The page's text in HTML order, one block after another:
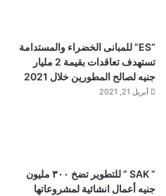
“ES” للمبانى الخضراء والمستدامة
تستهدف تعاقدات بقيمة 2 مليار
جنيه لصالح المطورين خلال 2021
أبريل 21, 2021
” SAK ” للتطوير تضخ ٣٠٠ مليون
جنيه أعمال انشائية لمشروعاتها